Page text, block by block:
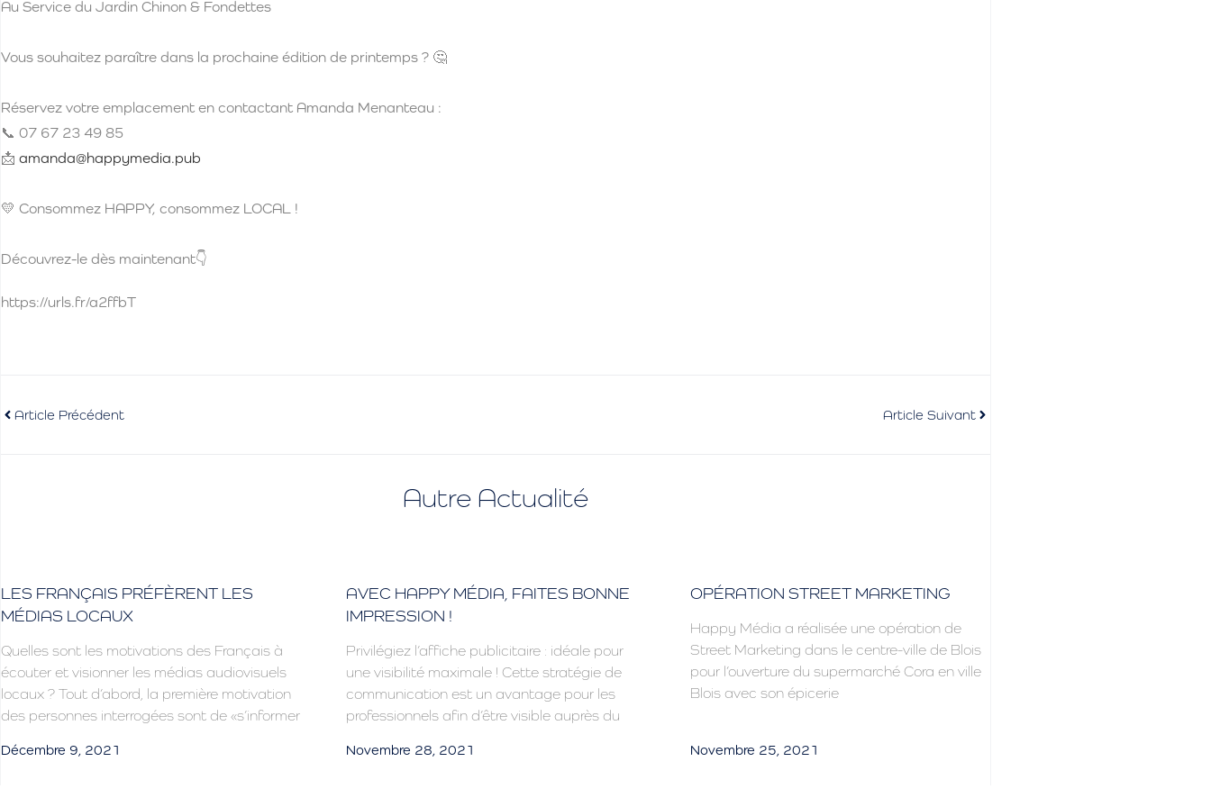
Au Service du Jardin Chinon & Fondettes
Vous souhaitez paraître dans la prochaine édition de printemps ? 🤔
Réservez votre emplacement en contactant Amanda Menanteau :
📞 07 67 23 49 85
📩 amanda@happymedia.pub
💛 Consommez HAPPY, consommez LOCAL !
Découvrez-le dès maintenant👇
https://urls.fr/a2ffbT
Article Précédent Article Suivant
Autre Actualité
LES FRANÇAIS PRÉFÈRENT LES
MÉDIAS LOCAUX
Quelles sont les motivations des Français à
écouter et visionner les médias audiovisuels
locaux ? Tout d’abord, la première motivation
des personnes interrogées sont de «s’informer
Décembre 9, 2021
AVEC HAPPY MÉDIA, FAITES BONNE
IMPRESSION !
Privilégiez l’affiche publicitaire : idéale pour
une visibilité maximale ! Cette stratégie de
communication est un avantage pour les
professionnels afin d’être visible auprès du
Novembre 28, 2021
OPÉRATION STREET MARKETING
Happy Média a réalisée une opération de
Street Marketing dans le centre-ville de Blois
pour l’ouverture du supermarché Cora en ville
Blois avec son épicerie
Novembre 25, 2021